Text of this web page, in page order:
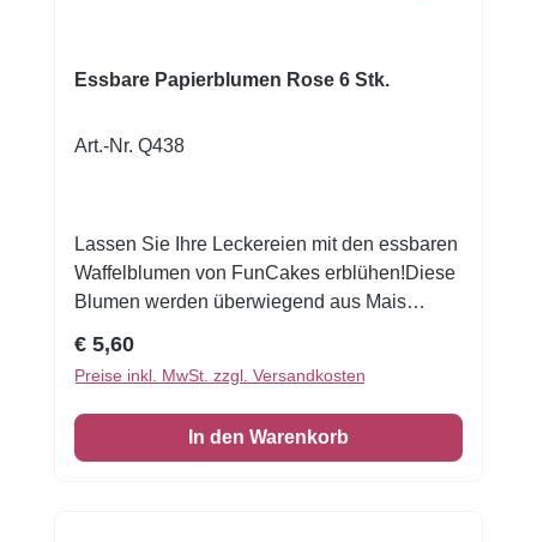
Essbare Papierblumen Rose 6 Stk.
Art.-Nr. Q438
Lassen Sie Ihre Leckereien mit den essbaren
Waffelblumen von FunCakes erblühen!Diese
Blumen werden überwiegend aus Mais
sind. Mit diesen gebrauchsfertigen Blumen
verleihen Sie Ihren Leckereien mühelos
einen fröhlichen, beeindruckenden Look. Die
Blumen sind in 9 verschiedenen Designs
Regulärer Preis:
€ 5,60
Preise inkl. MwSt. zzgl. Versandkosten
In den Warenkorb